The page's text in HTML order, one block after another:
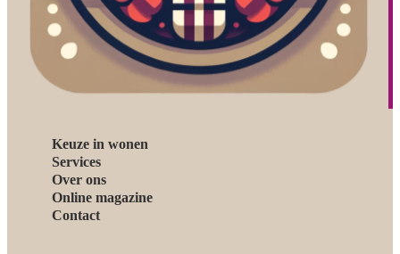
Keuze in wonen
Services
Over ons
Online magazine
Contact